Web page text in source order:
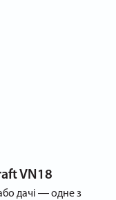
VN18
дачі ― одне з